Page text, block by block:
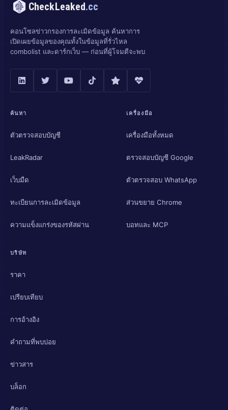
CheckLeaked.cc
คอนโซลข่าวกรองการละเมิดข้อมูล ค้นหาการ
เปิดเผยข้อมูลของคุณทั้งในข้อมูลที่รั่วไหล
combolist และดาร์กเว็บ — ก่อนที่ผู้โจมตีจะพบ
ค้นหา
ตัวตรวจสอบบัญชี
LeakRadar
เว็บมืด
ทะเบียนการละเมิดข้อมูล
ความแข็งแกร่งของรหัสผ่าน
เครื่องมือ
เครื่องมือทั้งหมด
ตรวจสอบบัญชี Google
ตัวตรวจสอบ WhatsApp
ส่วนขยาย Chrome
บอทและ MCP
บริษัท
ราคา
เปรียบเทียบ
การอ้างอิง
คำถามที่พบบ่อย
ข่าวสาร
บล็อก